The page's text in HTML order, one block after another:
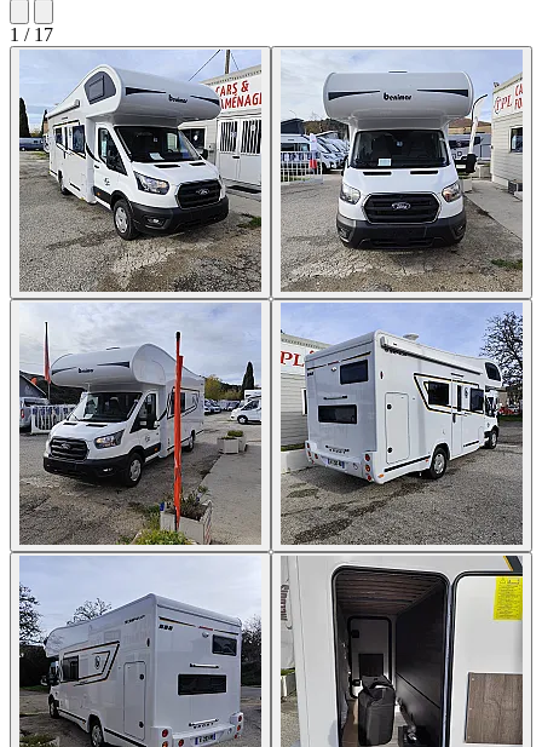
1 / 17